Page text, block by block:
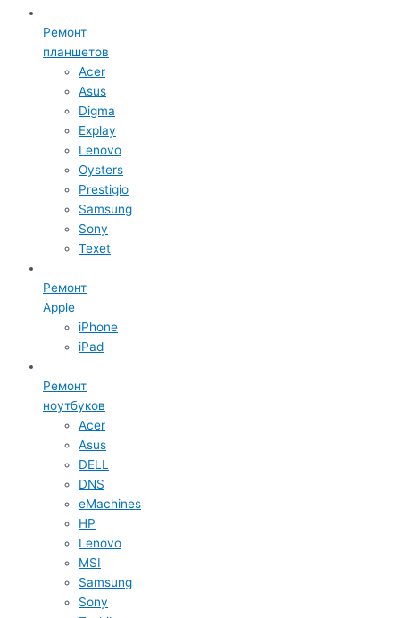
Ремонт
планшетов
Acer
Asus
Digma
Explay
Lenovo
Oysters
Prestigio
Samsung
Sony
Texet
Ремонт
Apple
iPhone
iPad
Ремонт
ноутбуков
Acer
Asus
DELL
DNS
eMachines
HP
Lenovo
MSI
Samsung
Sony